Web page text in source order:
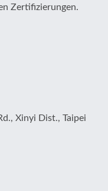
Zertifizierungen.
Xinyi Dist., Taipei